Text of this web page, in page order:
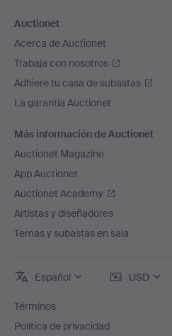
Auctionet
Acerca de Auctionet
Trabaja con nosotros
Adhiere tu casa de subastas
La garantía Auctionet
Más información de Auctionet
Auctionet Magazine
App Auctionet
Auctionet Academy
Artistas y diseñadores
Temas y subastas en sala
Español USD
Términos
Política de privacidad